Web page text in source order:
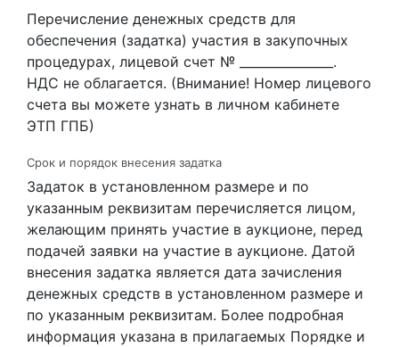
Перечисление денежных средств для
обеспечения (задатка) участия в закупочных
процедурах, лицевой счет № _______________.
НДС не облагается. (Внимание! Номер лицевого
счета вы можете узнать в личном кабинете
ЭТП ГПБ)
Срок и порядок внесения задатка
Задаток в установленном размере и по
указанным реквизитам перечисляется лицом,
желающим принять участие в аукционе, перед
подачей заявки на участие в аукционе. Датой
внесения задатка является дата зачисления
денежных средств в установленном размере и
по указанным реквизитам. Более подробная
информация указана в прилагаемых Порядке и